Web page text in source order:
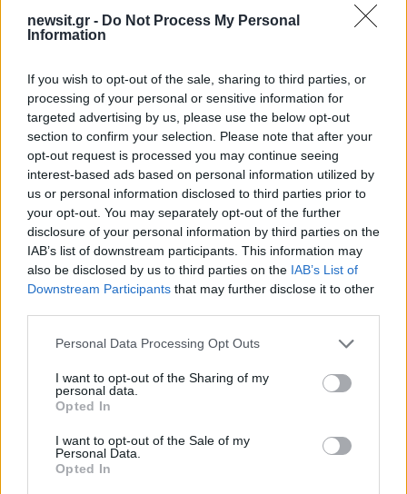
newsit.gr - Do Not Process My Personal
Information
If you wish to opt-out of the sale, sharing to third parties, or
processing of your personal or sensitive information for
targeted advertising by us, please use the below opt-out
section to confirm your selection. Please note that after your
opt-out request is processed you may continue seeing
interest-based ads based on personal information utilized by
us or personal information disclosed to third parties prior to
your opt-out. You may separately opt-out of the further
disclosure of your personal information by third parties on the
IAB’s list of downstream participants. This information may
also be disclosed by us to third parties on the IAB’s List of
Downstream Participants that may further disclose it to other
Please note that this website/app uses one or more Google
not limited to your visit or usage behaviour. You may click to
grant or deny consent to Google and its third-party tags to
use your data for below specified purposes in below Google
consent section.
Personal Data Processing Opt Outs
I want to opt-out of the Sharing of my
personal data.
Opted In
I want to opt-out of the Sale of my
Personal Data.
Opted In
50 /50
2000 /2000
Υποβολή σχολίου
Όροι Χρήσης. Το site προστατεύεται από reCAPTCHA, ισχύουν
Ελλάδα
Share:
Ακολουθήστε το Νewsit.gr στο Google News
ενημερωθείτε πρώτοι για όλη την ειδησεογραφία και τα
τελευταία νέα